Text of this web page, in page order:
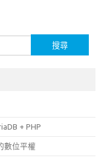
+ PHP
數位平權